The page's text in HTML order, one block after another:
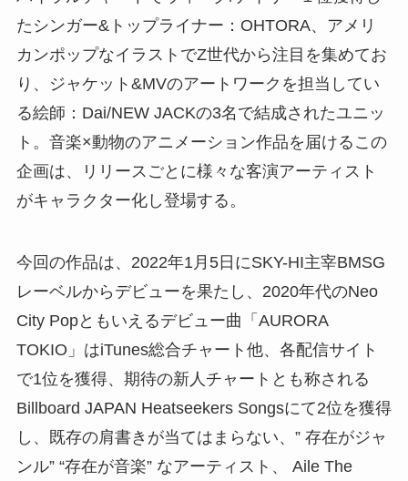
たシンガー&トップライナー：OHTORA、アメリ
カンポップなイラストでZ世代から注目を集めてお
り、ジャケット&MVのアートワークを担当してい
る絵師：Dai/NEW JACKの3名で結成されたユニッ
ト。音楽×動物のアニメーション作品を届けるこの
企画は、リリースごとに様々な客演アーティスト
がキャラクター化し登場する。
今回の作品は、2022年1月5日にSKY-HI主宰BMSG
レーベルからデビューを果たし、2020年代のNeo
City Popともいえるデビュー曲「AURORA
TOKIO」はiTunes総合チャート他、各配信サイト
で1位を獲得、期待の新人チャートとも称される
Billboard JAPAN Heatseekers Songsにて2位を獲得
し、既存の肩書きが当てはまらない、” 存在がジャ
ンル” “存在が音楽” なアーティスト、 Aile The